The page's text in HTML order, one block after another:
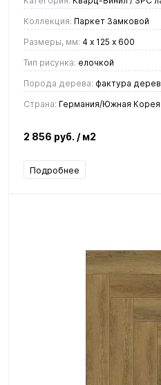
Коллекция: Паркет Замковой
Размеры, мм: 4 х 125 х 600
Тип рисунка: елочкой
Порода дерева: фактура
Страна: Германия/Южная Корея
2 856 руб. / м2
Подробнее